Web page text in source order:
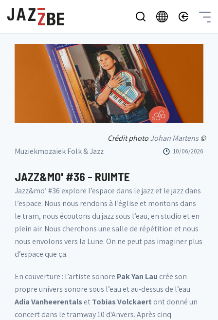
Crédit photoJohan Martens©
Muziekmozaïek Folk & Jazz
10/06/2026
JAZZ&MO' #36 - RUIMTE
Jazz&mo’ #36 explore l’espace dans le jazz et le jazz dans
l’espace. Nous nous rendons à l’église et montons dans
le tram, nous écoutons du jazz sous l’eau, en studio et en
plein air. Nous cherchons une salle de répétition et nous
nous envolons vers la Lune. On ne peut pas imaginer plus
d’espace que ça.
En couverture : l’artiste sonore Pak Yan Lau crée son
propre univers sonore sous l’eau et au-dessus de l’eau.
Adia VanheerentalsetTobias Volckaert ont donné un
concert dans le tramway 10 d'Anvers. Après cinq